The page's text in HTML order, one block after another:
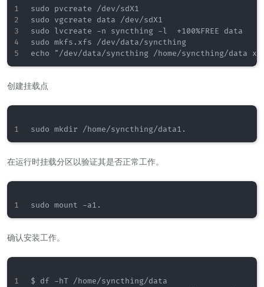
sudo pvcreate /dev/sdX1
sudo vgcreate data /dev/sdX1
sudo lvcreate -n syncthing -l  +100%FREE data
sudo mkfs.xfs /dev/data/syncthing
创建挂载点
在运行时挂载分区以验证其是否正常工作。
确认安装工作。
$ df -hT /home/syncthing/data